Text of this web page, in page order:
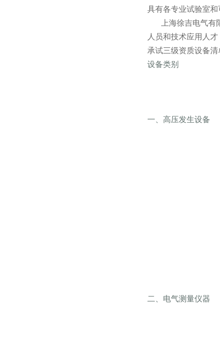
具有各专业试验室
上海徐吉电气有限
人员和技术应用人
承试三级资质设备清
设备类别
一、高压发生设备
二、电气测量仪器